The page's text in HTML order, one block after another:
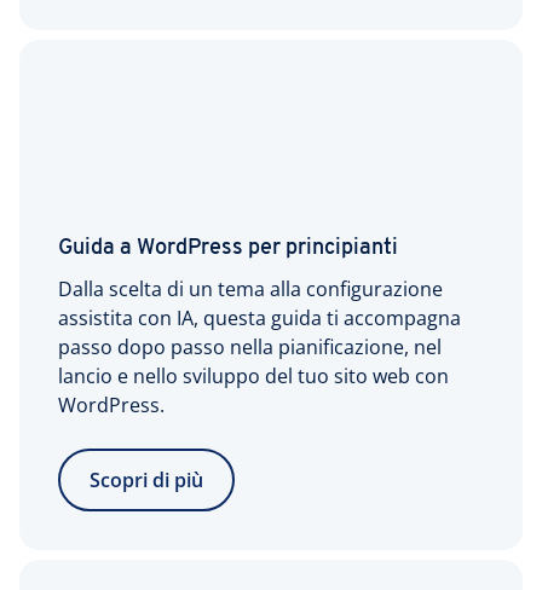
Guida a WordPress per principianti
Dalla scelta di un tema alla configurazione
assistita con IA, questa guida ti accompagna
passo dopo passo nella pianificazione, nel
lancio e nello sviluppo del tuo sito web con
WordPress.
Scopri di più